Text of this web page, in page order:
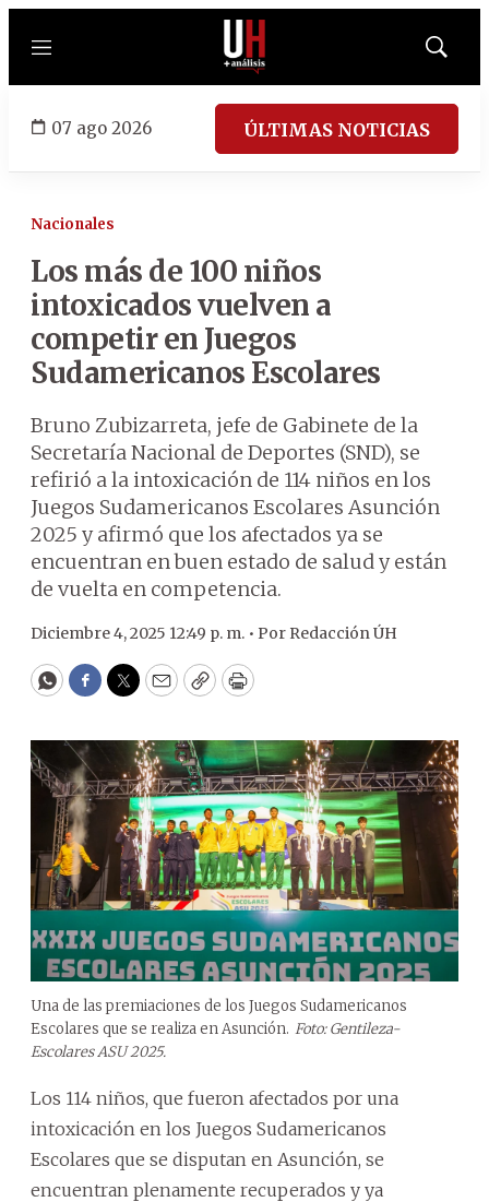
Menú
Mostrar
07 ago 2026 ÚLTIMAS NOTICIAS
Nacionales
Los más de 100 niños
intoxicados vuelven a
competir en Juegos
Sudamericanos Escolares
Bruno Zubizarreta, jefe de Gabinete de la
Secretaría Nacional de Deportes (SND), se
refirió a la intoxicación de 114 niños en los
Juegos Sudamericanos Escolares Asunción
2025 y afirmó que los afectados ya se
encuentran en buen estado de salud y están
de vuelta en competencia.
Diciembre 4, 2025 12:49 p. m. • Por Redacción ÚH
WhatsApp
Facebook
Twitter
EmailCopyPrint
Una de las premiaciones de los Juegos Sudamericanos
Escolares que se realiza en Asunción. Foto: Gentileza-
Escolares ASU 2025.
Los 114 niños, que fueron afectados por una
intoxicación en los Juegos Sudamericanos
Escolares que se disputan en Asunción, se
encuentran plenamente recuperados y ya